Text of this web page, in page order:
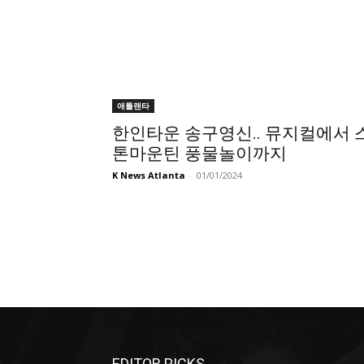
애틀랜타
한인타운 송구영신.. 뮤지컬에서
톤마운틴 풍물놀이까지
K News Atlanta - 01/01/2024